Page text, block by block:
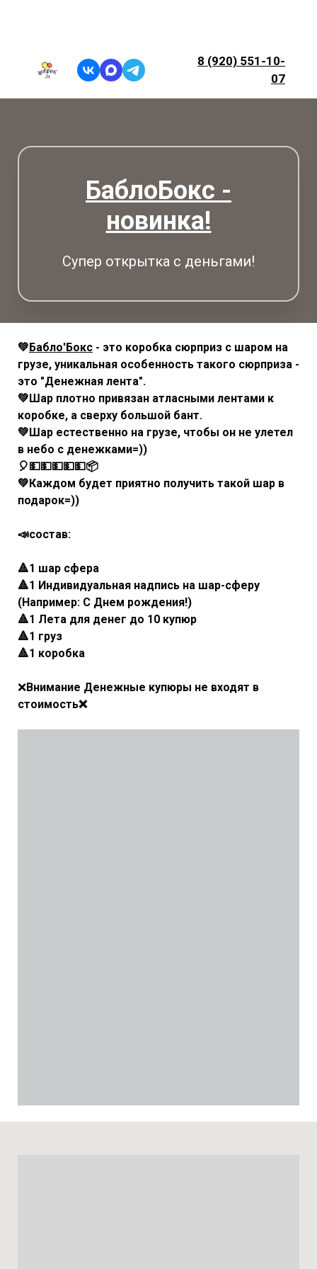
8 (920) 551-10-
07
БаблоБокс -
новинка!
Супер открытка с деньгами!
💚Бабло'Бокс - это коробка сюрприз с шаром на
грузе, уникальная особенность такого сюрприза -
это "Денежная лента".
💚Шар плотно привязан атласными лентами к
коробке, а сверху большой бант.
💚Шар естественно на грузе, чтобы он не улетел
в небо с денежками=))
🎈💵💵💵💵💵📦
💚Каждом будет приятно получить такой шар в
подарок=))
📣состав:
🔺1 шар сфера
🔺1 Индивидуальная надпись на шар-сферу
(Например: С Днем рождения!)
🔺1 Лета для денег до 10 купюр
🔺1 груз
🔺1 коробка
❌Внимание Денежные купюры не входят в
стоимость❌